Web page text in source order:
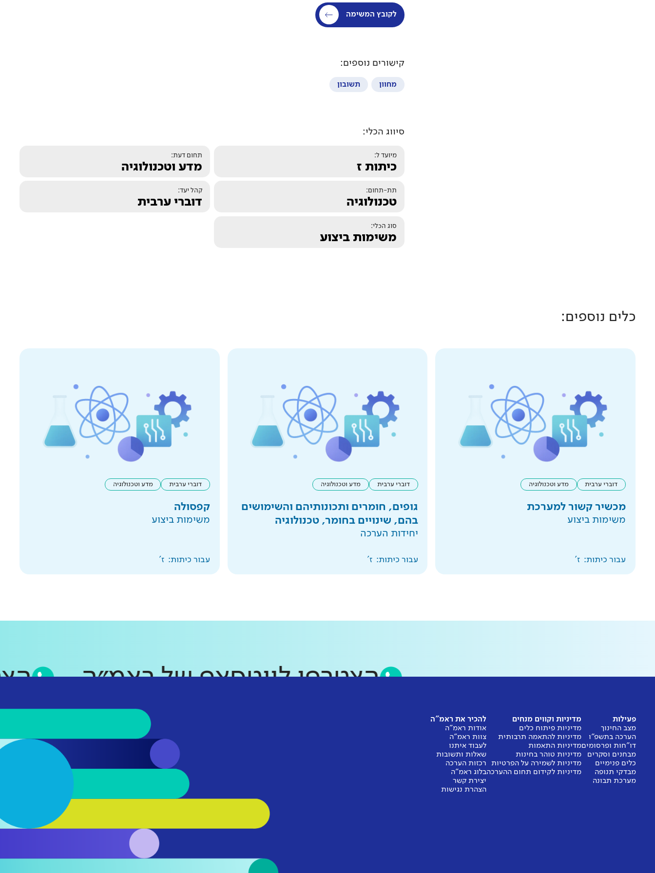
לקובץ המשימה
קישורים נוספים:
מחוון תשובון
סיווג הכלי:
מיועד ל:
כיתות ז
תחום דעת:
מדע וטכנולוגיה
תת-תחום:
טכנולוגיה
קהל יעד:
דוברי ערבית
סוג הכלי:
משימות ביצוע
כלים נוספים:
דוברי ערבית מדע וטכנולוגיה
מכשיר קשור למערכת
משימות ביצוע
עבור כיתות: ז'
דוברי ערבית מדע וטכנולוגיה
גופים, חומרים ותכונותיהם והשימושים
בהם, שינויים בחומר, טכנולוגיה
יחידות הערכה
עבור כיתות: ז'
דוברי ערבית מדע וטכנולוגיה
קפסולה
משימות ביצוע
עבור כיתות: ז'
הצטרפו לווטסאפ של ראמ״ה
פעילות
מצב החינוך
הערכה בתשפ"ו
דו"חות ופרסומים
מבחנים וסקרים
כלים פנימיים
מבדקי תנופה
מערכת תבונה
מדיניות וקווים מנחים
מדיניות פיתוח כלים
מדיניות להתאמה תרבותית
מדיניות התאמות
מדיניות טוהר בחינות
מדיניות לשמירה על הפרטיות
מדיניות לקידום תחום ההערכה
להכיר את ראמ"ה
אודות ראמ"ה
צוות ראמ"ה
לעבוד איתנו
שאלות ותשובות
רכזות הערכה
בלוג ראמ"ה
יצירת קשר
הצהרת נגישות